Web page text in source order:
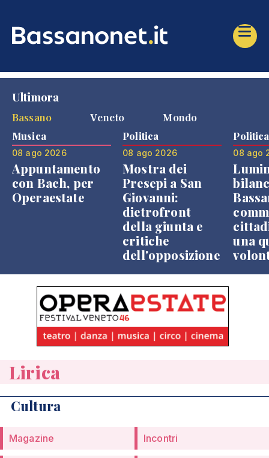
Ultimora
Bassano
Veneto Mondo
Musica
08 ago 2026
Appuntamento
con Bach, per
Operaestate
Politica
08 ago 2026
Mostra dei
Presepi a San
Giovanni:
dietrofront
della giunta e
critiche
dell'opposizione
Politica
08 ago
una
Lirica
Cultura
Magazine Incontri